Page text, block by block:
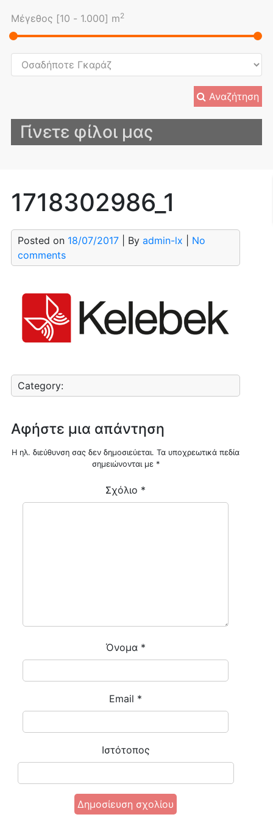
Μέγεθος [10 - 1.000] m2
Αναζήτηση
Γίνετε φίλοι μας
1718302986_1
Posted on 18/07/2017| By admin-lx
No
comments
Category:
Αφήστε μια απάντηση
Η ηλ. διεύθυνση σας δεν δημοσιεύεται. Τα υποχρεωτικά πεδία
σημειώνονται με *
Σχόλιο *
Όνομα *
Email *
Ιστότοπος